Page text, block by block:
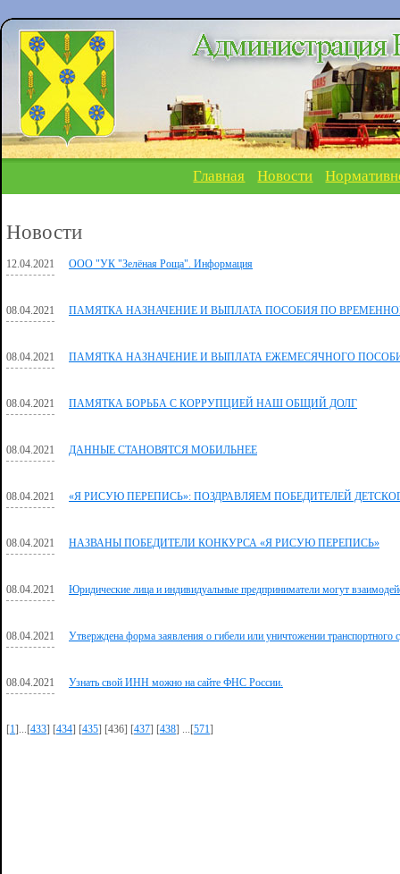
Главная Новости
Новости
12.04.2021 ООО "УК "Зелёная Роща". Информация
08.04.2021 ПАМЯТКА НАЗНАЧЕНИЕ И ВЫПЛАТА ПОСОБИЯ ПО
08.04.2021 ПАМЯТКА НАЗНАЧЕНИЕ И ВЫПЛАТА ЕЖЕМЕСЯЧНОГО
08.04.2021 ПАМЯТКА БОРЬБА С КОРРУПЦИЕЙ НАШ ОБЩИЙ ДОЛГ
08.04.2021 ДАННЫЕ СТАНОВЯТСЯ МОБИЛЬНЕЕ
08.04.2021 «Я РИСУЮ ПЕРЕПИСЬ»: ПОЗДРАВЛЯЕМ ПОБЕДИТЕЛЕЙ
08.04.2021 НАЗВАНЫ ПОБЕДИТЕЛИ КОНКУРСА «Я РИСУЮ ПЕРЕПИСЬ»
08.04.2021 Юридические лица и индивидуальные предприниматели могут
08.04.2021 Утверждена форма заявления о гибели или уничтожении транспортного
08.04.2021 Узнать свой ИНН можно на сайте ФНС России.
[1]...[433] [434] [435] [436] [437] [438] ...[571]